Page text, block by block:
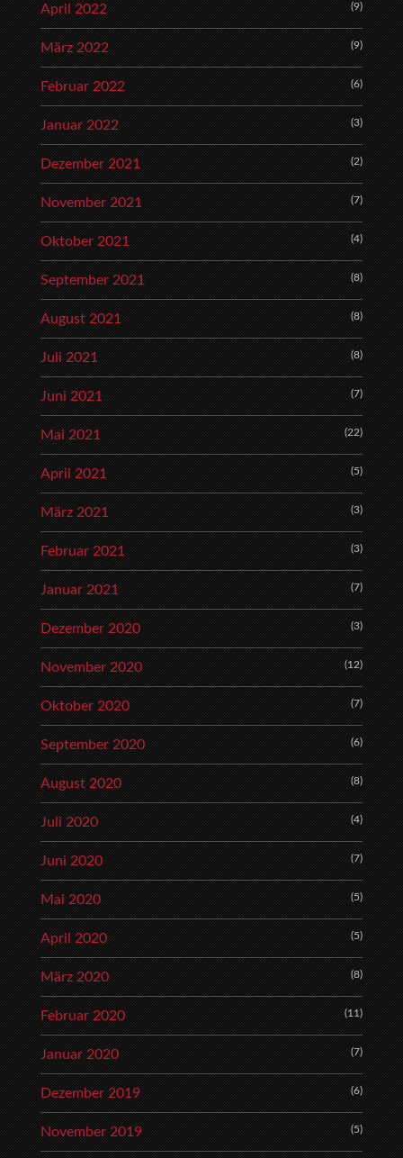
April 2022 (9)
März 2022 (9)
Februar 2022 (6)
Januar 2022 (3)
Dezember 2021 (2)
November 2021 (7)
Oktober 2021 (4)
September 2021 (8)
August 2021 (8)
Juli 2021 (8)
Juni 2021 (7)
Mai 2021 (22)
April 2021 (5)
März 2021 (3)
Februar 2021 (3)
Januar 2021 (7)
Dezember 2020 (3)
November 2020 (12)
Oktober 2020 (7)
September 2020 (6)
August 2020 (8)
Juli 2020 (4)
Juni 2020 (7)
Mai 2020 (5)
April 2020 (5)
März 2020 (8)
Februar 2020 (11)
Januar 2020 (7)
Dezember 2019 (6)
November 2019 (5)